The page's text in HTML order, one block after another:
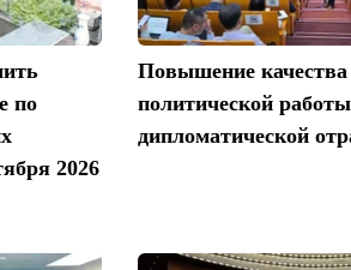
по
2026
Повышение
политической работы
дипломатической